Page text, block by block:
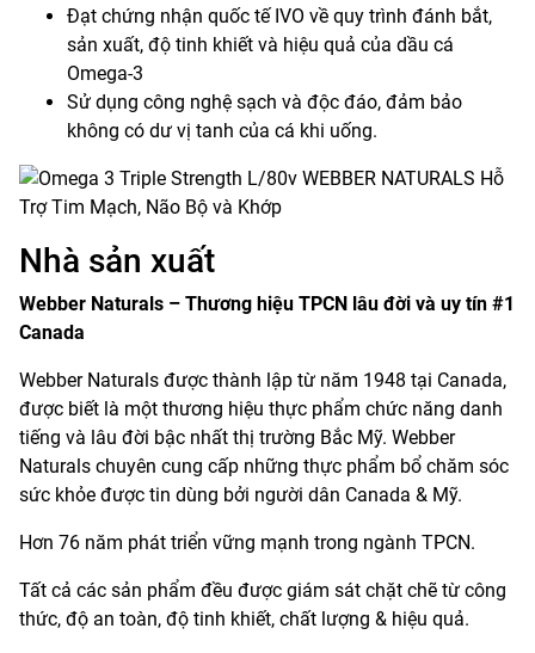
Đạt chứng nhận quốc tế IVO về quy trình đánh bắt,
sản xuất, độ tinh khiết và hiệu quả của dầu cá
Omega-3
Sử dụng công nghệ sạch và độc đáo, đảm bảo
không có dư vị tanh của cá khi uống.
Nhà sản xuất
Webber Naturals – Thương hiệu TPCN lâu đời và uy tín #1
Canada
Webber Naturals được thành lập từ năm 1948 tại Canada,
được biết là một thương hiệu thực phẩm chức năng danh
tiếng và lâu đời bậc nhất thị trường Bắc Mỹ. Webber
Naturals chuyên cung cấp những thực phẩm bổ chăm sóc
sức khỏe được tin dùng bởi người dân Canada & Mỹ.
Hơn 76 năm phát triển vững mạnh trong ngành TPCN.
Tất cả các sản phẩm đều được giám sát chặt chẽ từ công
thức, độ an toàn, độ tinh khiết, chất lượng & hiệu quả.